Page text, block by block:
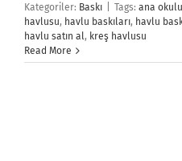
Kategoriler: Baskı Tags: ana
havlusu, havlu baskıları, havlu
havlu satın al, kreş havlusu
Read More